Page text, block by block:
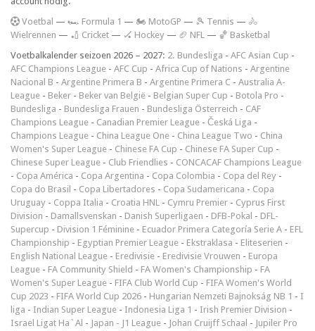
Voetbal — 🏎️ Formula 1 — 🏍 MotoGP — 🎾 Tennis — 🚴
Wielrennen — 🏏 Cricket — 🏑 Hockey — 🏈 NFL — 🏀 Basketbal
Voetbalkalender seizoen 2026 – 2027: 2. Bundesliga - AFC Asian Cup -
AFC Champions League - AFC Cup - Africa Cup of Nations - Argentine
Nacional B - Argentine Primera B - Argentine Primera C - Australia A-
League - Beker - Beker van België - Belgian Super Cup - Botola Pro -
Bundesliga - Bundesliga Frauen - Bundesliga Österreich - CAF
Champions League - Canadian Premier League - Česká Liga -
Champions League - China League One - China League Two - China
Women's Super League - Chinese FA Cup - Chinese FA Super Cup -
Chinese Super League - Club Friendlies - CONCACAF Champions League
- Copa América - Copa Argentina - Copa Colombia - Copa del Rey -
Copa do Brasil - Copa Libertadores - Copa Sudamericana - Copa
Uruguay - Coppa Italia - Croatia HNL - Cymru Premier - Cyprus First
Division - Damallsvenskan - Danish Superligaen - DFB-Pokal - DFL-
Supercup - Division 1 Féminine - Ecuador Primera Categoría Serie A - EFL
Championship - Egyptian Premier League - Ekstraklasa - Eliteserien -
English National League - Eredivisie - Eredivisie Vrouwen - Europa
League - FA Community Shield - FA Women's Championship - FA
Women's Super League - FIFA Club World Cup - FIFA Women's World
Cup 2023 - FIFA World Cup 2026 - Hungarian Nemzeti Bajnokság NB 1 - I
liga - Indian Super League - Indonesia Liga 1 - Irish Premier Division -
Israel Ligat Ha`Al - Japan - J1 League - Johan Cruijff Schaal - Jupiler Pro